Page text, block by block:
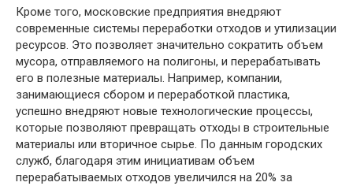
Кроме того, московские предприятия внедряют
современные системы переработки отходов и утилизации
ресурсов. Это позволяет значительно сократить объем
мусора, отправляемого на полигоны, и перерабатывать
его в полезные материалы. Например, компании,
занимающиеся сбором и переработкой пластика,
успешно внедряют новые технологические процессы,
которые позволяют превращать отходы в строительные
материалы или вторичное сырье. По данным городских
служб, благодаря этим инициативам объем
перерабатываемых отходов увеличился на 20% за